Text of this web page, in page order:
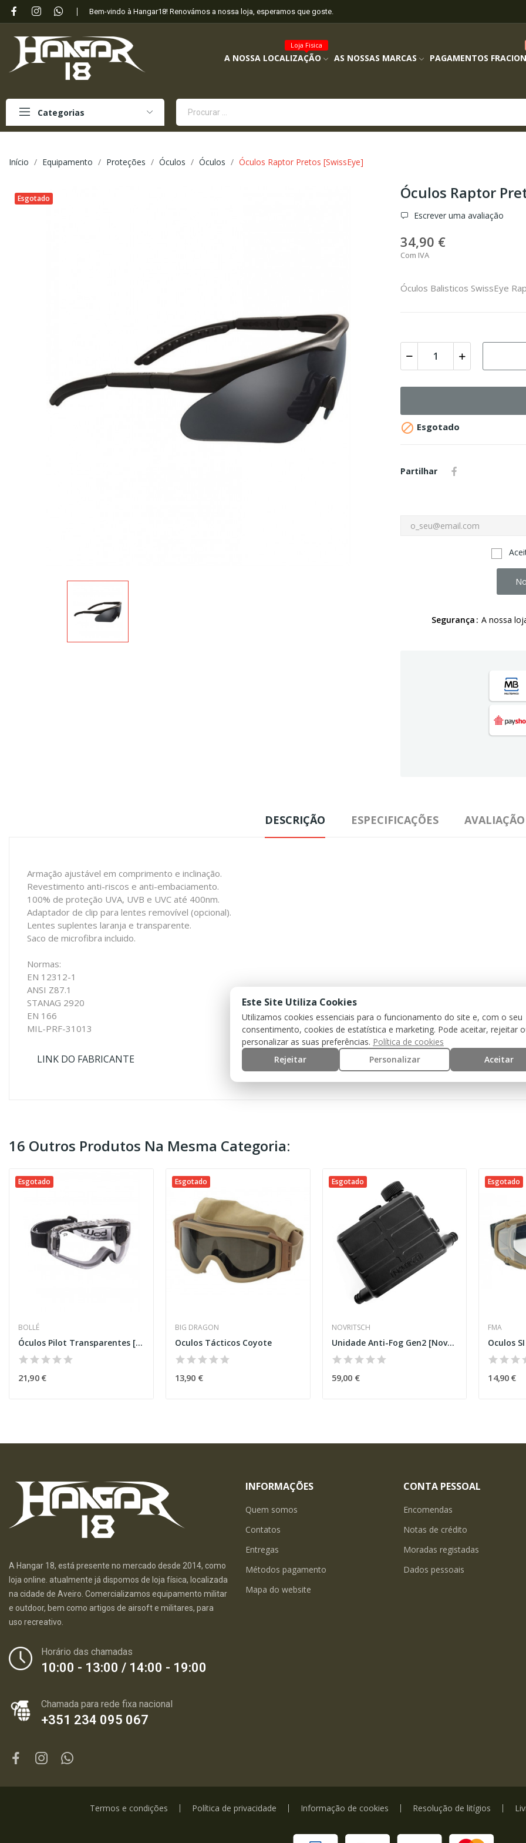
Bem-vindo à Hangar18! Renovámos a nossa loja, esperamos que goste.
A NOSSA LOCALIZAÇÃO
Loja Fisica
AS NOSSAS MARCAS PAGAMENTOS
Categorias
Início Equipamento Proteções Óculos Óculos Óculos Raptor Pretos [SwissEye]
Esgotado Óculos Raptor
Escrever uma avaliação
34,90 €
Com IVA
Óculos Balisticos SwissEye
 Esgotado
Partilhar
Segurança A nossa
DESCRIÇÃO ESPECIFICAÇÕES AVALIAÇÃO
Armação ajustável em comprimento e inclinação.
Revestimento anti-riscos e anti-embaciamento.
100% de proteção UVA, UVB e UVC até 400nm.
Adaptador de clip para lentes removível (opcional).
Lentes suplentes laranja e transparente.
Saco de microfibra incluido.
Normas:
EN 12312-1
ANSI Z87.1
STANAG 2920
EN 166
MIL-PRF-31013
LINK DO FABRICANTE
16 Outros Produtos Na Mesma Categoria:
Esgotado
BOLLÉ
Óculos Pilot Transparentes [BOLLÉ]
21,90 €
Esgotado
BIG DRAGON
Oculos Tácticos Coyote
13,90 €
Esgotado
NOVRITSCH
Unidade Anti-Fog Gen2 [Novritsch]
59,00 €
Esgotado
FMA
Oculos
14,90 €
A Hangar 18, está presente no mercado desde 2014, como
loja online. atualmente já dispomos de loja física, localizada
na cidade de Aveiro. Comercializamos equipamento militar
e outdoor, bem como artigos de airsoft e militares, para
uso recreativo.
Horário das chamadas
10:00 - 13:00 / 14:00 - 19:00
Chamada para rede fixa nacional
+351 234 095 067
INFORMAÇÕES
Quem somos
Contatos
Entregas
Métodos pagamento
Mapa do website
CONTA PESSOAL
Encomendas
Notas de crédito
Moradas registadas
Dados pessoais
Termos e condições Política de privacidade Informação de cookies Resolução de litígios
Este Site Utiliza Cookies
Utilizamos cookies essenciais para o funcionamento do site e, com o seu
consentimento, cookies de estatística e marketing. Pode aceitar, rejeitar
personalizar as suas preferências. Política de cookies
Rejeitar
Personalizar Aceitar